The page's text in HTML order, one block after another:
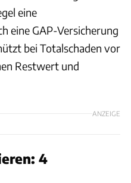
eine
eine GAP-Versicherung
bei Totalschaden vor
Restwert und
ANZEIGE
4